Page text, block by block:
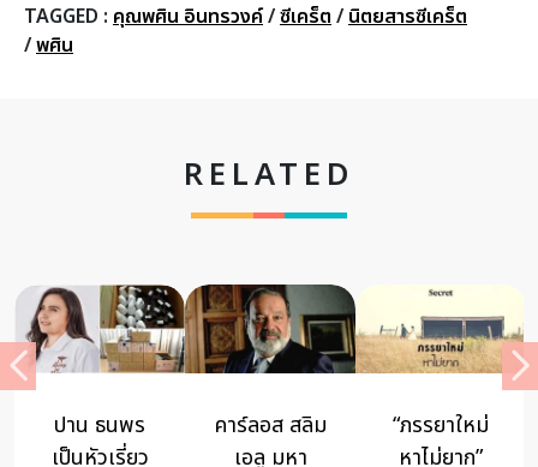
TAGGED : คุณพศิน อินทรวงค์/ซีเคร็ต / นิตยสารซีเคร็ต
/พศิน
RELATED
แม้ชีวิตต้อง
พบแต่ ความ
ชาติหน้าดีแค่
ไหน กำหนดได้
“ดื่มปัจจุ
สำคัญที่